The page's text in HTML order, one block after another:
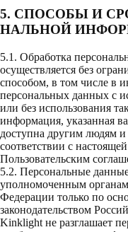
5. СПОСОБЫ И
НАЛЬНОЙ
5.1. Обработка
осуществляется без
способом, в том числе в
персональных данных с
или без использования
информация, указанная
доступна другим людям и
соответствии с
Пользовательским
5.2. Персональные
уполномоченным органам
Федерации только по
законодательством
Kinklight не разглашает